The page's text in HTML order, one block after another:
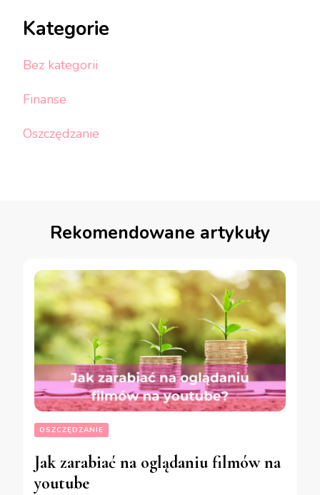
Kategorie
Bez kategorii
Finanse
Oszczędzanie
Rekomendowane artykuły
OSZCZĘDZANIE
Jak zarabiać na oglądaniu filmów na
youtube